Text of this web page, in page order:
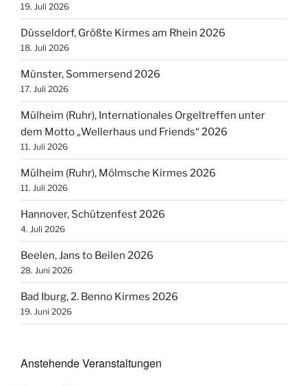
19. Juli 2026
Düsseldorf, Größte Kirmes am Rhein 2026
18. Juli 2026
Münster, Sommersend 2026
17. Juli 2026
Mülheim (Ruhr), Internationales Orgeltreffen unter
dem Motto „Wellerhaus und Friends“ 2026
11. Juli 2026
Mülheim (Ruhr), Mölmsche Kirmes 2026
11. Juli 2026
Hannover, Schützenfest 2026
4. Juli 2026
Beelen, Jans to Beilen 2026
28. Juni 2026
Bad Iburg, 2. Benno Kirmes 2026
19. Juni 2026
Anstehende Veranstaltungen